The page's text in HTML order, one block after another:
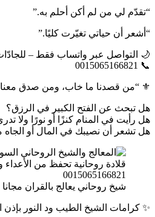
“تقدّم لي من لم أكن أحلم به.”
“أشعر أن حياتي تغيّرت كليًا.”
🌙 التواصل عبر واتساب فقط –
📞 0015065166821
⚜️ “من قصدنا ما خاب، ومن صدق معنا
هل تبحث عن الفتح الكبير في الرزق؟
هل رأيت في المنام كنزًا أو نورًا ولا
هل تشعر أن نصيبك في المال أو
شيخ روحاني يعالج بالقران مجانا
✨ كرامات الشيخ الطيب ود النور بإذن